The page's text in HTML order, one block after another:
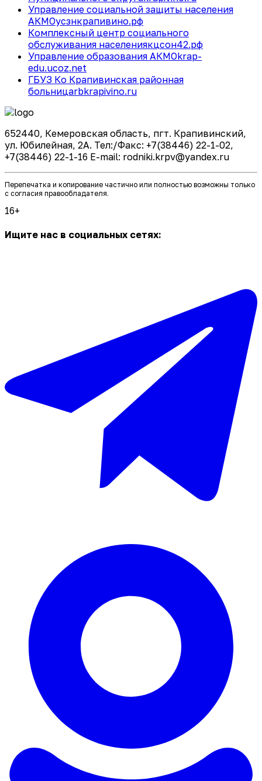
Управление социальной защиты населения
АКМОусзнкрапивино.рф
Комплексный центр социального
обслуживания населениякцсон42.рф
Управление образования АКМОkrap-
edu.ucoz.net
ГБУЗ Ко Крапивинская районная
больницаrbkrapivino.ru
652440, Кемеровская область, пгт. Крапивинский,
ул. Юбилейная, 2А. Тел:/Факс: +7(38446) 22-1-02,
+7(38446) 22-1-16 E-mail: rodniki.krpv@yandex.ru
Перепечатка и копирование частично или полностью возможны только
с согласия правообладателя.
16+
Ищите нас в социальных сетях: